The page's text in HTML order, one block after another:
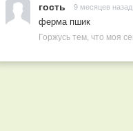
гость 9 месяцев назад
ферма пшик